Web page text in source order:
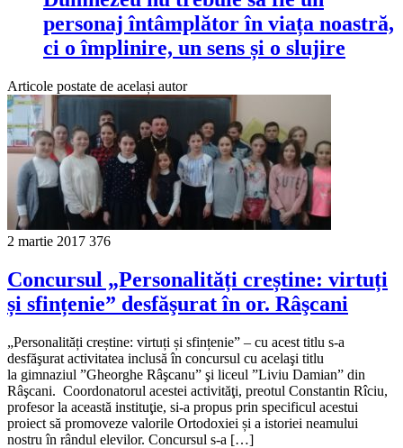
personaj întâmplător în viața noastră,
ci o împlinire, un sens și o slujire
Articole postate de același autor
2 martie 2017 376
Concursul „Personalități creștine: virtuți
și sfințenie” desfăşurat în or. Râşcani
„Personalități creștine: virtuți și sfințenie” – cu acest titlu s-a
desfăşurat activitatea inclusă în concursul cu acelaşi titlu
la gimnaziul ”Gheorghe Râşcanu” şi liceul ”Liviu Damian” din
Râşcani. Coordonatorul acestei activităţi, preotul Constantin Rîciu,
profesor la această instituţie, si-a propus prin specificul acestui
proiect să promoveze valorile Ortodoxiei și a istoriei neamului
nostru în rândul elevilor. Concursul s-a […]